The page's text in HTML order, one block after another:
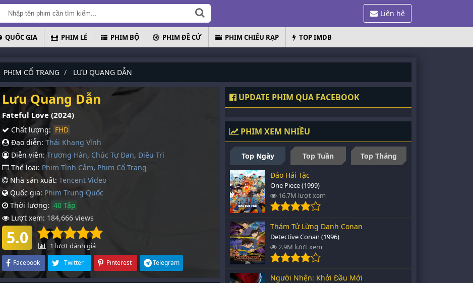
Liên hệ
QUỐC GIA PHIM LẺ PHIM BỘ PHIM ĐỀ CỬ PHIM CHIẾU RẠP TOP IMDB
PHIM CỔ TRANG LƯU QUANG DẪN
Lưu Quang Dẫn
Fateful Love (2024)
Chất lượng: FHD
Đạo diễn: Thái Khang Vĩnh
Diễn viên: Trương Hàn, Chúc Tự Đan, Diêu Trì
Thể loại: Phim Tình Cảm, Phim Cổ Trang
Nhà sản xuất: Tencent Video
Quốc gia: Phim Trung Quốc
Thời lượng: 40 Tập
Lượt xem: 184,666 views
5.0 1 lượt đánh giá
Facebook Twitter Pinterest Telegram
UPDATE PHIM QUA FACEBOOK
PHIM XEM NHIỀU
Top Ngày Top Tuần
Top Tháng
Đảo Hải Tặc
One Piece (1999)
16.7M lượt xem
Thám Tử Lừng Danh Conan
Detective Conan (1996)
2.9M lượt xem
Người Nhện: Khởi Đầu Mới